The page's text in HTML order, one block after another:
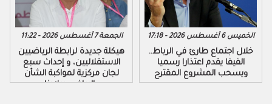
الجمعة 7 أغسطس 2026 - 11:22
هيكلة جديدة لرابطة الرياضيين
الاستقلاليين، و إحداث سبع
لجان مركزية لمواكبة الشأن
الرياضي ببلادنا..
الخميس 6 أغسطس 2026 - 17:18
خلال اجتماع طارئ في الرباط..
الفيفا يقدم اعتذارا رسميا
ويسحب المشروع المقترح